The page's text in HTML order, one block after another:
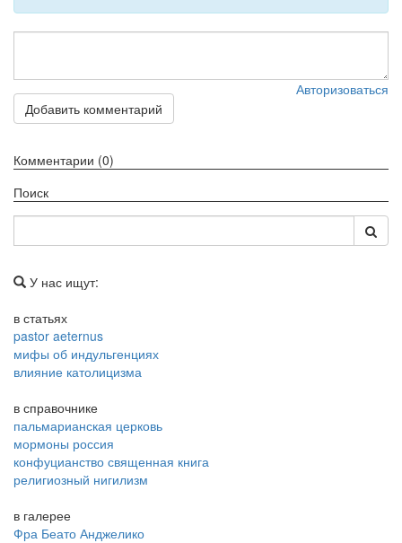
Авторизоваться
Добавить комментарий
Комментарии (0)
Поиск
У нас ищут:
в статьях
pastor aeternus
мифы об индульгенциях
влияние католицизма
в справочнике
пальмарианская церковь
мормоны россия
конфуцианство священная книга
религиозный нигилизм
в галерее
Фра Беато Анджелико